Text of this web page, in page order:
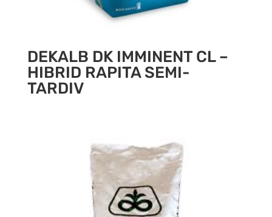
DEKALB DK IMMINENT CL –
HIBRID RAPITA SEMI-
TARDIV